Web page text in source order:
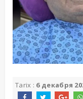
Tarix : 6 декабря